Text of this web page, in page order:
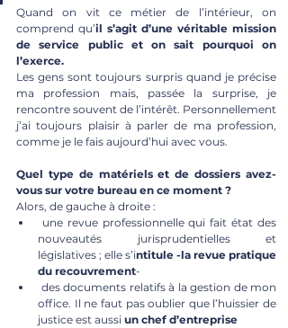
Quand on vit ce métier de l’intérieur, on
comprend qu’il s’agit d’une véritable mission
de service public et on sait pourquoi on
l’exerce.
Les gens sont toujours surpris quand je précise
ma profession mais, passée la surprise, je
rencontre souvent de l’intérêt. Personnellement
j’ai toujours plaisir à parler de ma profession,
comme je le fais aujourd’hui avec vous.
Quel type de matériels et de dossiers avez-
vous sur votre bureau en ce moment ?
Alors, de gauche à droite :
nouveautés jurisprudentielles et
législatives ; elle s’intitule -la revue pratique
du recouvrement-
office. Il ne faut pas oublier que l’huissier de
justice est aussi un chef d’entreprise